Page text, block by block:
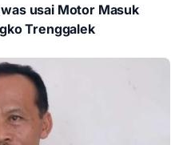
usai Motor Masuk
Trenggalek